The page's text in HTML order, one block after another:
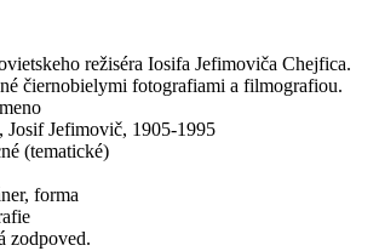
režiséra Iosifa Jefimoviča Chejfica.
čiernobielymi fotografiami a filmografiou.
Josif Jefimovič, 1905-1995
(tematické)
forma
zodpoved.